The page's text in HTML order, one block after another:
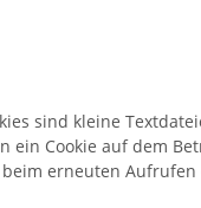
sind kleine
ein Cookie auf dem
erneuten